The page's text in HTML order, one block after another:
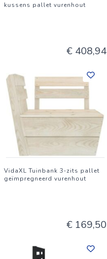
kussens pallet vurenhout
€ 408,94
VidaXL Tuinbank 3-zits pallet
geïmpregneerd vurenhout
€ 169,50